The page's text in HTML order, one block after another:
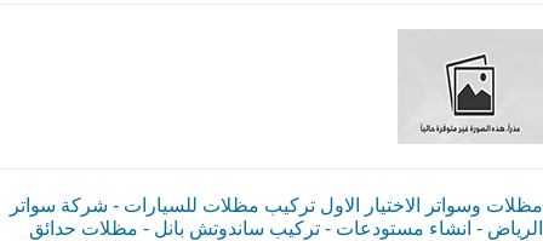
مظلات وسواتر الاختيار الاول تركيب مظلات للسيارات - شركة سواتر
الرياض - انشاء مستودعات - تركيب ساندوتش بانل - مظلات حدائق